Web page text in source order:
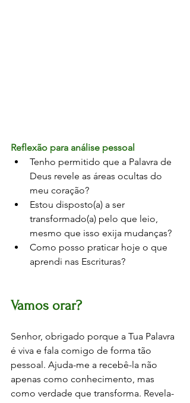
Reflexão para análise pessoal
Tenho permitido que a Palavra de
Deus revele as áreas ocultas do
meu coração?
Estou disposto(a) a ser
transformado(a) pelo que leio,
mesmo que isso exija mudanças?
Como posso praticar hoje o que
aprendi nas Escrituras?
Vamos orar?
Senhor, obrigado porque a Tua Palavra
é viva e fala comigo de forma tão
pessoal. Ajuda-me a recebê-la não
apenas como conhecimento, mas
como verdade que transforma. Revela-